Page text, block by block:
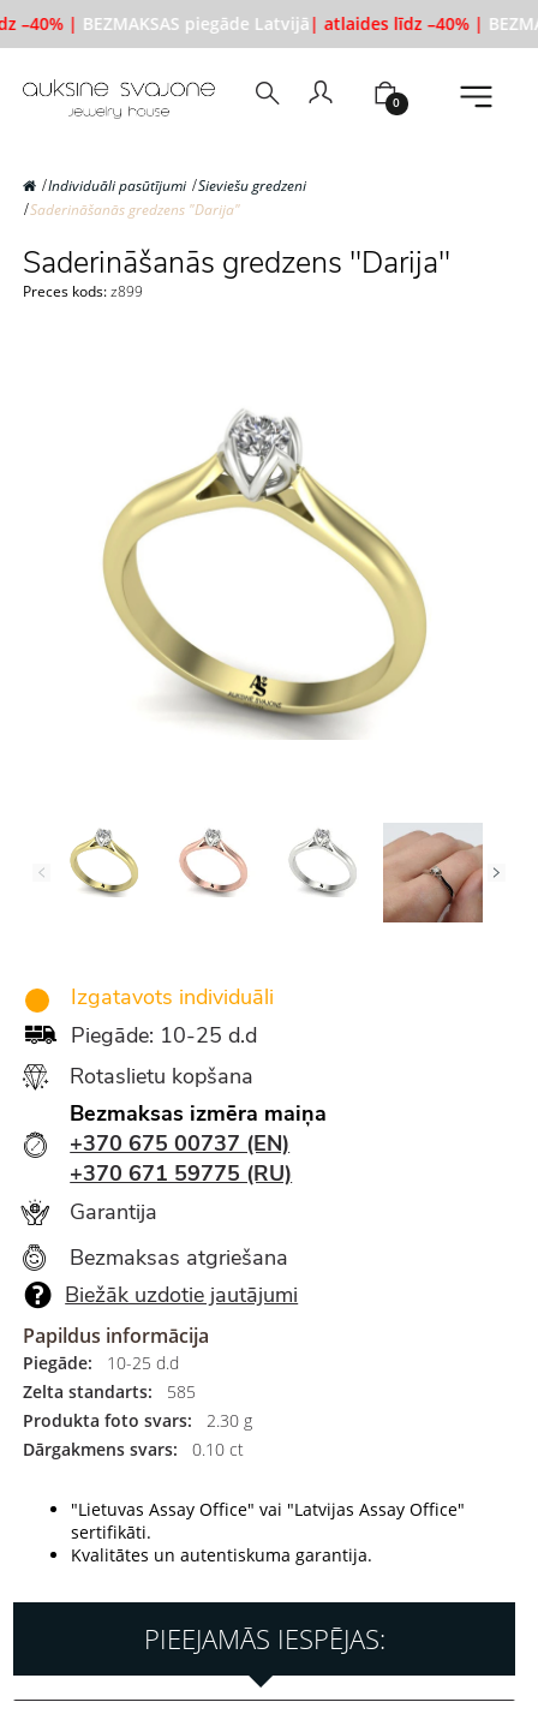
–40% | BEZMAKSAS piegāde Latvijā| atlaides līdz –40% |
0
Individuāli pasūtījumi
Sieviešu gredzeni
Saderināšanās gredzens "Darija"
Saderināšanās gredzens "Darija"
Preces kods:z899
Izgatavots individuāli
Piegāde: 10-25 d.d
Rotaslietu kopšana
Bezmaksas izmēra maiņa
+370 675 00737 (EN)
+370 671 59775 (RU)
Garantija
Bezmaksas atgriešana
Biežāk uzdotie jautājumi
Papildus informācija
Piegāde:
10-25 d.d
Zelta standarts:
585
Produkta foto svars:
2.30 g
Dārgakmens svars:
0.10 ct
"Lietuvas Assay Office" vai "Latvijas Assay Office"
sertifikāti.
Kvalitātes un autentiskuma garantija.
PIEEJAMĀS IESPĒJAS: